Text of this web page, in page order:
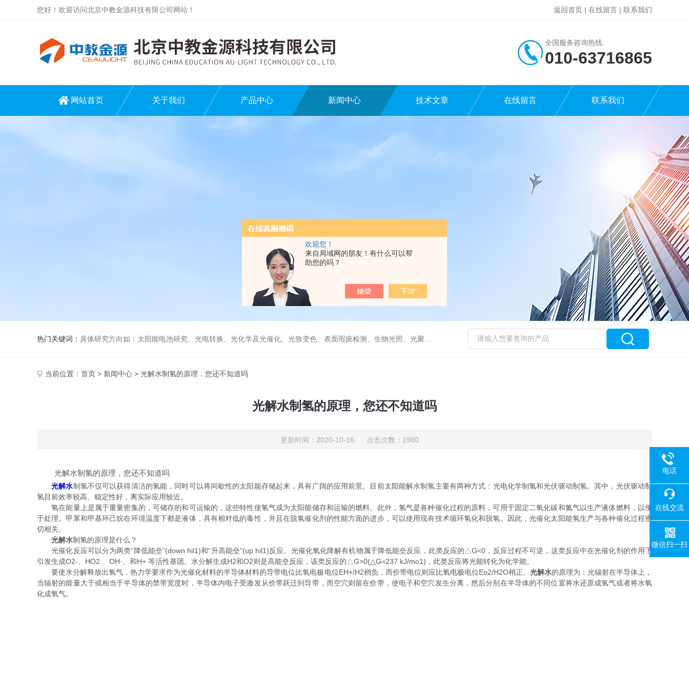
欢迎您！
来自局域网的朋友！有什么可以帮
助您的吗？
您好！欢迎访问北京中教金源科技有限公司网站！ 返回首页 | 在线留言 | 联系我们
全国服务咨询热线:
010-63716865
网站首页 关于我们 产品中心 新闻中心 技术文章 在线留言 联系我们
热门关键词： 具体研究方向如：太阳能电池研究、光电转换、光化学及光催化、光致变色、表面瑕疵检测、生物光照、光聚合等诸多领域。
当前位置： 首页 > 新闻中心 > 光解水制氢的原理，您还不知道吗
光解水制氢的原理，您还不知道吗
更新时间：2020-10-16 点击次数：1980
光解水制氢的原理，您还不知道吗
光解水制氢不仅可以获得清洁的氢能，同时可以将间歇性的太阳能存储起来，具有广阔的应用前景。目前太阳能解水制氢主要有两种方式：光电化学制氢和光伏驱动制氢。其中，光伏驱动制
氢目前效率较高、稳定性好，离实际应用较近。
氢在能量上是属于重量密集的，可储存的和可运输的，这些特性使氢气成为太阳能储存和运输的燃料。此外，氢气是各种催化过程的原料，可用于固定二氧化碳和氮气以生产液体燃料，以便
于处理。甲苯和甲基环己烷在环境温度下都是液体，具有相对低的毒性，并且在脱氢催化剂的性能方面的进步，可以使用现有技术循环氢化和脱氢。因此，光催化太阳能氢生产与各种催化过程密
切相关。
光解水制氢的原理是什么？
光催化反应可以分为两类“降低能垒”(down hil1)和“升高能垒”(up hil1)反应。光催化氧化降解有机物属于降低能垒反应，此类反应的△G<0，反应过程不可逆，这类反应中在光催化剂的作用下
引发生成O2-、HO2 、OH·、和H+ 等活性基团。水分解生成H2和O2则是高能垒反应，该类反应的△G>0(△G=237 kJ/mo1)，此类反应将光能转化为化学能。
要使水分解释放出氢气，热力学要求作为光催化材料的半导体材料的导带电位比氢电极电位EH+/H2稍负，而价带电位则应比氧电极电位Eo2/H2O稍正。 光解水的原理为：光辐射在半导体上，
当辐射的能量大于或相当于半导体的禁带宽度时，半导体内电子受激发从价带跃迁到导带，而空穴则留在价带，使电子和空穴发生分离，然后分别在半导体的不同位置将水还原成氢气或者将水氧
化成氧气。
电话
在线交流
微信扫一扫